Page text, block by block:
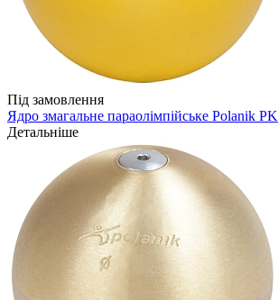
Під замовлення
Ядро змагальне параолімпійське Polanik PK
Детальніше